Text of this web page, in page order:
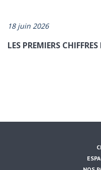
18 juin 2026
LES PREMIERS